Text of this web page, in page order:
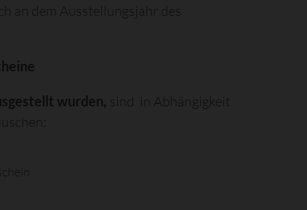
an dem Ausstellungsjahr des
wurden, sind in Abhängigkeit